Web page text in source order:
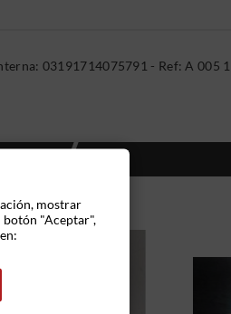
03191714075791 - Ref: A 005
mostrar
botón "Aceptar",